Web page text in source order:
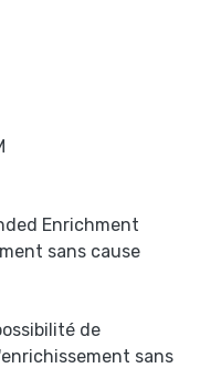
Enrichment
sans cause
de
sans